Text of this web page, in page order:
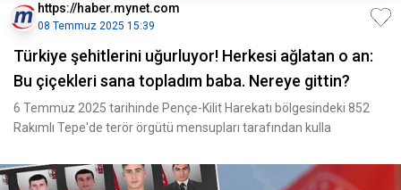
https://haber.mynet.com
08 Temmuz 2025 15:39
Türkiye şehitlerini uğurluyor! Herkesi ağlatan o an:
Bu çiçekleri sana topladım baba. Nereye gittin?
6 Temmuz 2025 tarihinde Pençe-Kilit Harekatı bölgesindeki 852
Rakımlı Tepe'de terör örgütü mensupları tarafından kulla